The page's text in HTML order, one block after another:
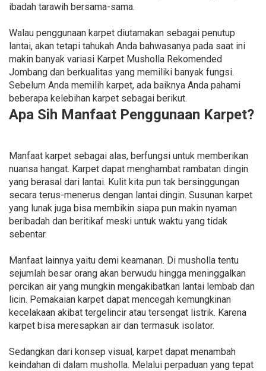
ibadah tarawih bersama-sama.
Walau penggunaan karpet diutamakan sebagai penutup
lantai, akan tetapi tahukah Anda bahwasanya pada saat ini
makin banyak variasi Karpet Musholla Rekomended
Jombang dan berkualitas yang memiliki banyak fungsi.
Sebelum Anda memilih karpet, ada baiknya Anda pahami
beberapa kelebihan karpet sebagai berikut.
Apa Sih Manfaat Penggunaan Karpet?
Manfaat karpet sebagai alas, berfungsi untuk memberikan
nuansa hangat. Karpet dapat menghambat rambatan dingin
yang berasal dari lantai. Kulit kita pun tak bersinggungan
secara terus-menerus dengan lantai dingin. Susunan karpet
yang lunak juga bisa membikin siapa pun makin nyaman
beribadah dan beritikaf meski untuk waktu yang tidak
sebentar.
Manfaat lainnya yaitu demi keamanan. Di musholla tentu
sejumlah besar orang akan berwudu hingga meninggalkan
percikan air yang mungkin mengakibatkan lantai lembab dan
licin. Pemakaian karpet dapat mencegah kemungkinan
kecelakaan akibat tergelincir atau tersengat listrik. Karena
karpet bisa meresapkan air dan termasuk isolator.
Sedangkan dari konsep visual, karpet dapat menambah
keindahan di dalam musholla. Melalui perpaduan yang tepat